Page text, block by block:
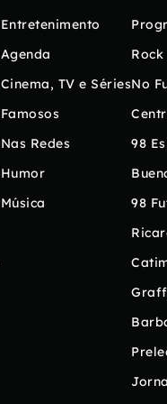
Entretenimento
Agenda
Cinema, TV e Séries
Famosos
Nas Redes
Humor
Música
No
98
98